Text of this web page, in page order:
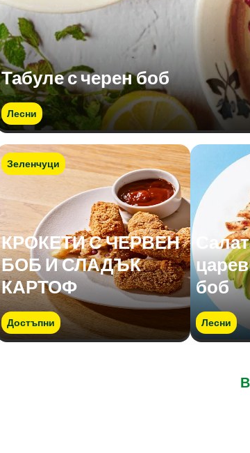
Табуле с черен боб
Лесни
Зеленчуци
КРОКЕТИ С ЧЕРВЕН
БОБ И СЛАДЪК
КАРТОФ
Достъпни
боб
Лесни